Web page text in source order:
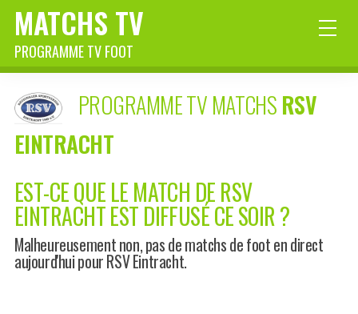
MATCHS TV
PROGRAMME TV FOOT
PROGRAMME TV MATCHSRSV
EINTRACHT
EST-CE QUE LE MATCH DE RSV
EINTRACHT EST DIFFUSÉ CE SOIR ?
Malheureusement non, pas de matchs de foot en direct
aujourd'hui pour RSV Eintracht.